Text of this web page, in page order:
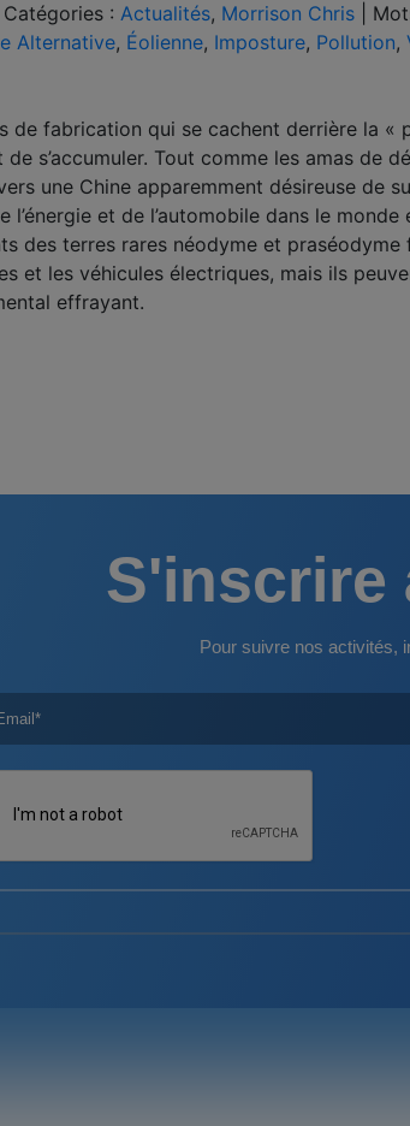
Catégories : Actualités, Morrison Chris
Alternative, Éolienne, Imposture, Pollution,
de fabrication qui se cachent derrière la «
s’accumuler. Tout comme les amas de
une Chine apparemment désireuse de
l’énergie et de l’automobile dans le monde
des terres rares néodyme et
et les véhicules électriques, mais ils
effrayant.
S'inscrire
Pour suivre nos activités,